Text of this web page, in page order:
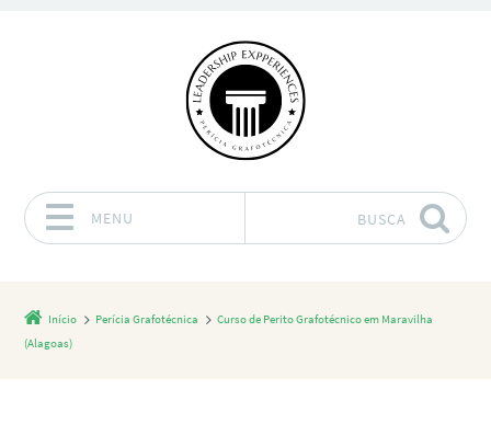
MENU BUSCA
Início Perícia Grafotécnica
Curso de Perito Grafotécnico em Maravilha
(Alagoas)